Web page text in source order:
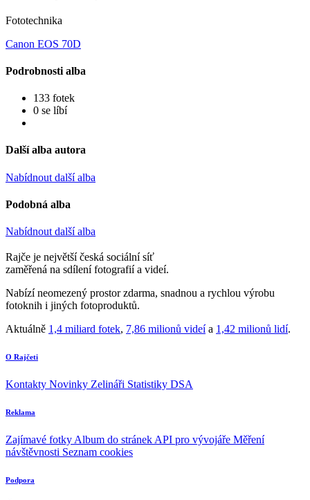
Fototechnika
Canon EOS 70D
Podrobnosti alba
133 fotek
0 se líbí
Další alba autora
Nabídnout další alba
Podobná alba
Nabídnout další alba
Rajče je největší česká sociální síť
zaměřená na sdílení fotografií a videí.
Nabízí neomezený prostor zdarma, snadnou a rychlou výrobu
fotoknih i jiných fotoproduktů.
Aktuálně 1,4 miliard fotek, 7,86 milionů videía 1,42 milionů lidí.
O Rajčeti
Kontakty Novinky Zelináři Statistiky DSA
Reklama
Zajímavé fotky Album do stránek API pro vývojáře Měření
návštěvnosti Seznam cookies
Podpora